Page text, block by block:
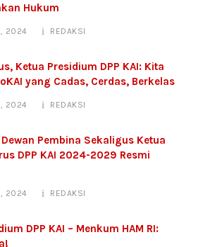
Hukum
2024 REDAKSI
Ketua Presidium DPP KAI: Kita
yang Cadas, Cerdas, Berkelas
2024 REDAKSI
Pembina Sekaligus Ketua
DPP KAI 2024-2029 Resmi
2024 REDAKSI
DPP KAI – Menkum HAM RI: